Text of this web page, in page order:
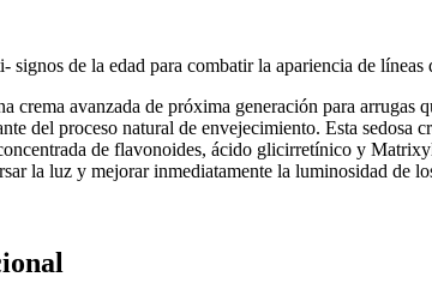
signos de la edad para combatir la apariencia de líneas
crema avanzada de próxima generación para arrugas
del proceso natural de envejecimiento. Esta sedosa
de flavonoides, ácido glicirretínico y
la luz y mejorar inmediatamente la luminosidad de